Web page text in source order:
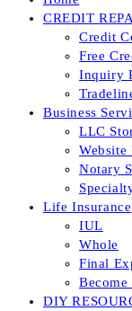
CREDIT
Credit
Free
Inquiry
Business
LLC
Website
Notary
Life Insurance
IUL
Whole
Final
DIY